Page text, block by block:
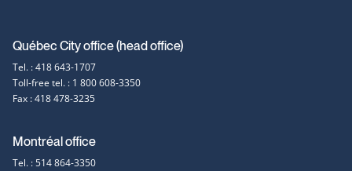
Contact
information
Québec City office (head office)
Tel. : 418 643-1707
Toll-free tel. : 1 800 608-3350
Fax : 418 478-3235
Montréal office
Tel. : 514 864-3350